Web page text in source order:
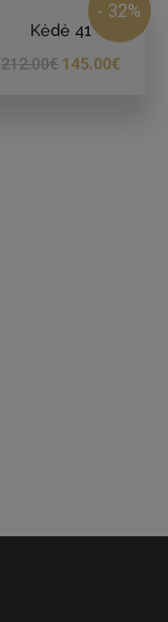
- 32%
Kėdė 41
212.00€ 145.00€